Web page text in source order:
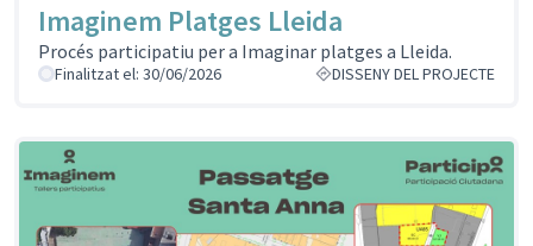
Imaginem Platges Lleida
Procés participatiu per a Imaginar platges a Lleida.
Finalitzat el: 30/06/2026 DISSENY DEL PROJECTE